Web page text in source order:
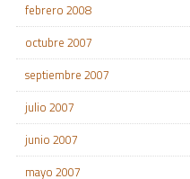
febrero 2008
octubre 2007
septiembre 2007
julio 2007
junio 2007
mayo 2007